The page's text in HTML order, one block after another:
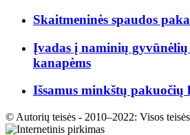
Skaitmeninės spaudos
Įvadas į naminių gyvūnėlių
kanapėms
Išsamus minkštų pakuočių
© Autorių teisės - 2010–2022: Visos